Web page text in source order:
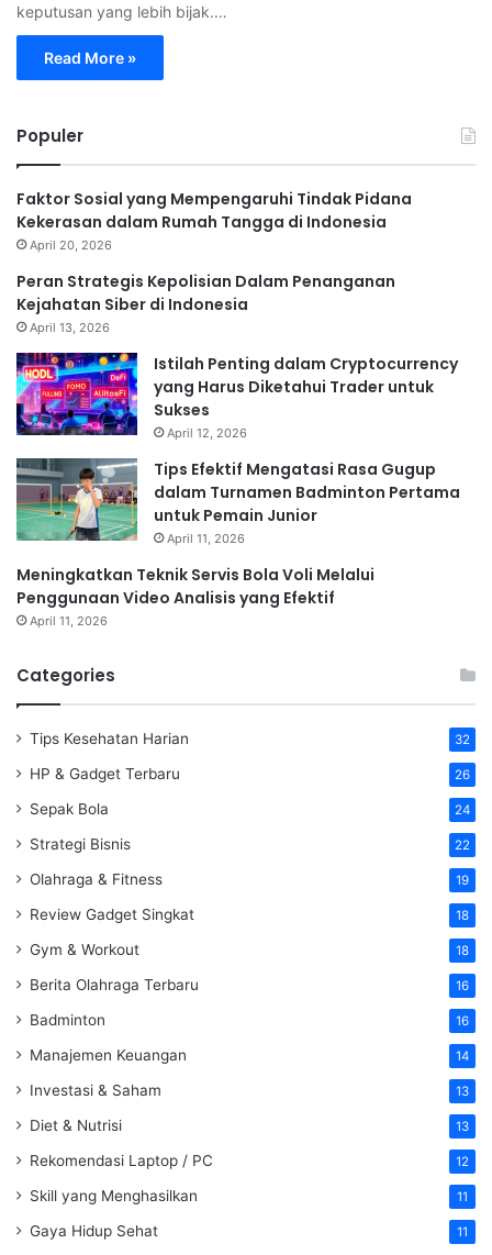
keputusan yang lebih bijak.…
Read More »
Populer
Faktor Sosial yang Mempengaruhi Tindak Pidana
Kekerasan dalam Rumah Tangga di Indonesia
April 20, 2026
Peran Strategis Kepolisian Dalam Penanganan
Kejahatan Siber di Indonesia
April 13, 2026
Istilah Penting dalam Cryptocurrency
yang Harus Diketahui Trader untuk
Sukses
April 12, 2026
Tips Efektif Mengatasi Rasa Gugup
dalam Turnamen Badminton Pertama
untuk Pemain Junior
April 11, 2026
Meningkatkan Teknik Servis Bola Voli Melalui
Penggunaan Video Analisis yang Efektif
April 11, 2026
Categories
Tips Kesehatan Harian 32
HP & Gadget Terbaru 26
Sepak Bola 24
Strategi Bisnis 22
Olahraga & Fitness 19
Review Gadget Singkat 18
Gym & Workout 18
Berita Olahraga Terbaru 16
Badminton 16
Manajemen Keuangan 14
Investasi & Saham 13
Diet & Nutrisi 13
Rekomendasi Laptop / PC 12
Skill yang Menghasilkan 11
Gaya Hidup Sehat 11